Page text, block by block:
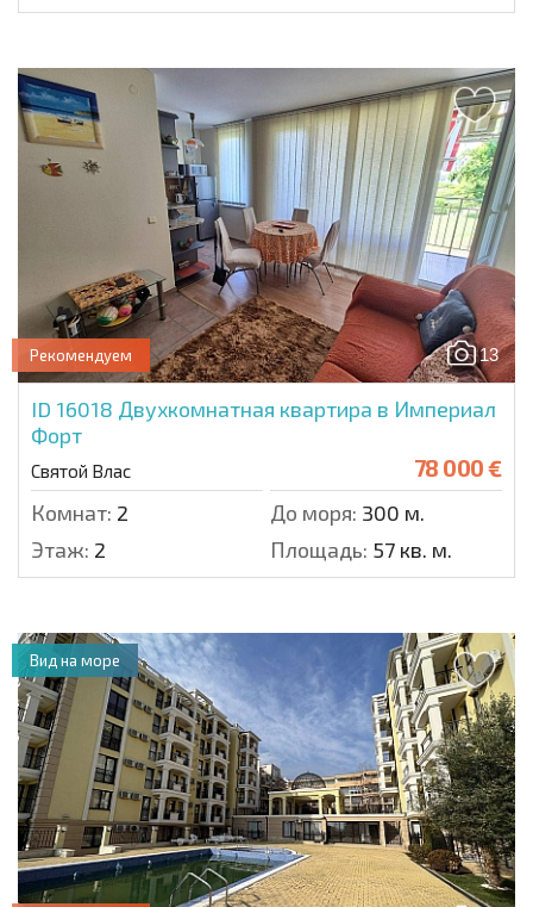
13
Рекомендуем
ID 16018 Двухкомнатная квартира в Империал
Форт
Святой Влас 78 000 €
Комнат: 2 До моря: 300 м.
Этаж: 2 Площадь: 57 кв. м.
Вид на море